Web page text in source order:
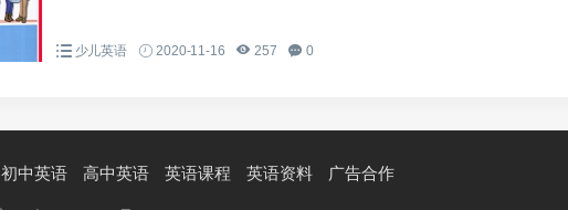
少儿英语 2020-11-16 257 0
初中英语 高中英语 英语课程 英语资料 广告合作